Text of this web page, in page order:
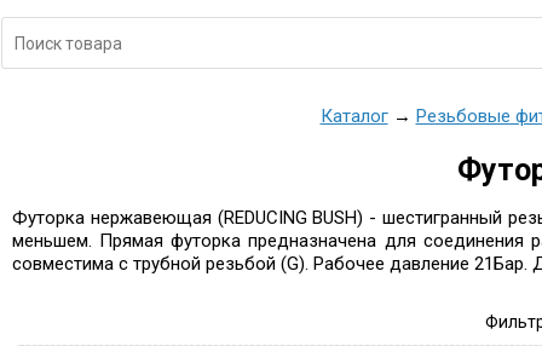
Каталог→ Резьбовые
Футорка нержавеющая (REDUCING BUSH) - шестигранный
меньшем. Прямая футорка предназначена для соединения
совместима с трубной резьбой (G). Рабочее давление